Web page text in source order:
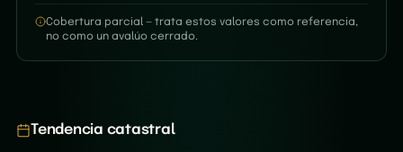
Cobertura parcial — trata estos valores como referencia,
no como un avalúo cerrado.
Tendencia catastral